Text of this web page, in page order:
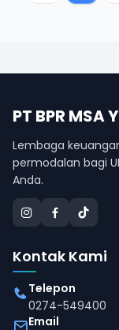
PT BPR
Lembaga
permodalan bagi
Anda.
Kontak Kami
Telepon
0274-549400
Email